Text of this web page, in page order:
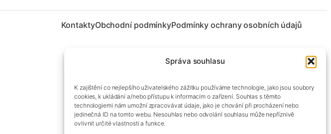
Správa souhlasu
K zajištění co nejlepšího uživatelského zážitku používáme technologie, jako jsou soubory
cookies, k ukládání a/nebo přístupu k informacím o zařízení. Souhlas s těmito
technologiemi nám umožní zpracovávat údaje, jako je chování při procházení nebo
jedinečná ID na tomto webu. Nesouhlas nebo odvolání souhlasu může nepříznivě
ovlivnit určité vlastnosti a funkce.
KontaktyObchodní podmínkyPodmínky ochrany osobních údajů